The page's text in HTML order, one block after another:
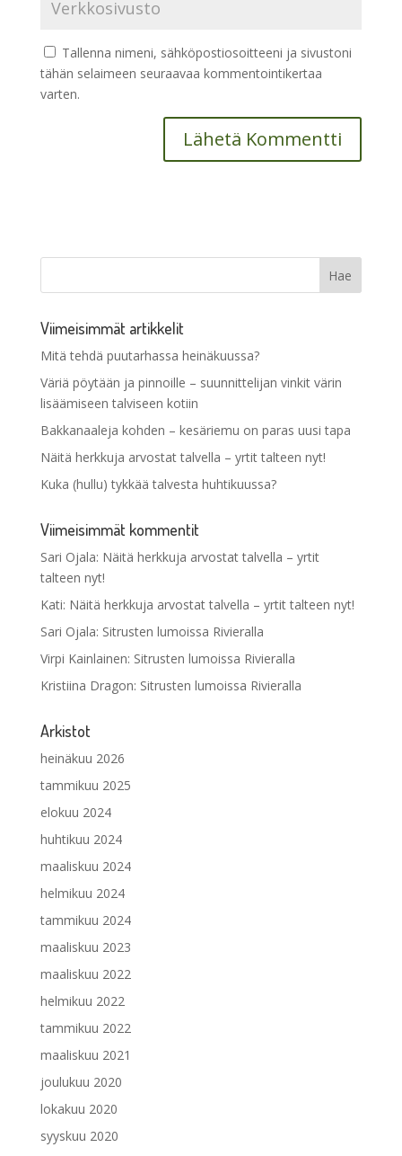
Tallenna nimeni, sähköpostiosoitteeni ja sivustoni
tähän selaimeen seuraavaa kommentointikertaa
varten.
Viimeisimmät artikkelit
Mitä tehdä puutarhassa heinäkuussa?
Väriä pöytään ja pinnoille – suunnittelijan vinkit värin
lisäämiseen talviseen kotiin
Bakkanaaleja kohden – kesäriemu on paras uusi tapa
Näitä herkkuja arvostat talvella – yrtit talteen nyt!
Kuka (hullu) tykkää talvesta huhtikuussa?
Viimeisimmät kommentit
Sari Ojala: Näitä herkkuja arvostat talvella – yrtit
talteen nyt!
Kati: Näitä herkkuja arvostat talvella – yrtit talteen nyt!
Sari Ojala: Sitrusten lumoissa Rivieralla
Virpi Kainlainen: Sitrusten lumoissa Rivieralla
Kristiina Dragon: Sitrusten lumoissa Rivieralla
Arkistot
heinäkuu 2026
tammikuu 2025
elokuu 2024
huhtikuu 2024
maaliskuu 2024
helmikuu 2024
tammikuu 2024
maaliskuu 2023
maaliskuu 2022
helmikuu 2022
tammikuu 2022
maaliskuu 2021
joulukuu 2020
lokakuu 2020
syyskuu 2020